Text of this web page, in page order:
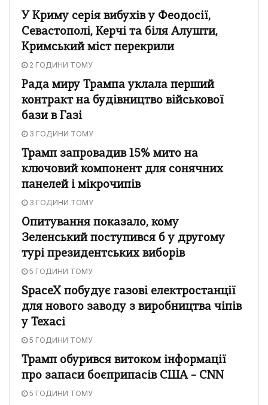
У Криму серія вибухів у Феодосії,
Севастополі, Керчі та біля Алушти,
Кримський міст перекрили
2 ГОДИНИ ТОМУ
Рада миру Трампа уклала перший
контракт на будівництво військової
бази в Газі
3 ГОДИНИ ТОМУ
Трамп запровадив 15% мито на
ключовий компонент для сонячних
панелей і мікрочипів
3 ГОДИНИ ТОМУ
Опитування показало, кому
Зеленський поступився б у другому
турі президентських виборів
5 ГОДИНИ ТОМУ
SpaceX побудує газові електростанції
для нового заводу з виробництва чіпів
у Техасі
5 ГОДИНИ ТОМУ
Трамп обурився витоком інформації
про запаси боєприпасів США – CNN
5 ГОДИНИ ТОМУ